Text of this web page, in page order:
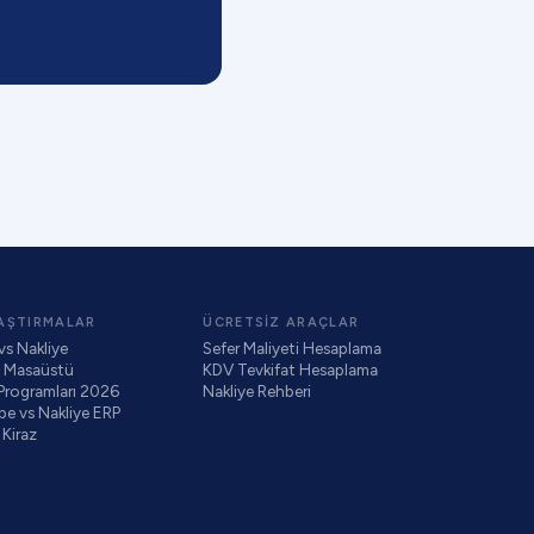
Nakliye
2026
vs Nakliye ERP
ÜCRETSIZ ARAÇLAR
Sefer Maliyeti Hesaplama
KDV Tevkifat Hesaplama
Nakliye Rehberi